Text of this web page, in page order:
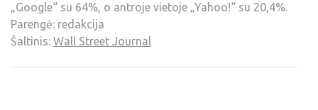
„Google“ su 64%, o antroje vietoje „Yahoo!“ su 20,4%.
Parengė: redakcija
Šaltinis: Wall Street Journal